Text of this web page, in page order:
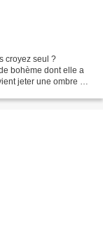
croyez seul ?
bohème dont elle a
jeter une ombre sur